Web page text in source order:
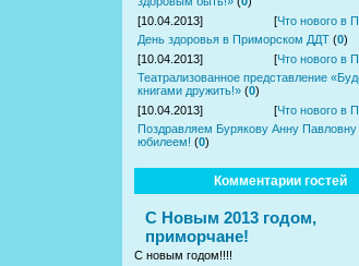
[10.04.2013]
[Что нового в
День здоровья в Приморском ДДТ (0)
[10.04.2013]
[Что нового в
Театрализованное представление
книгами дружить!» (0)
[10.04.2013]
[Что нового в
Поздравляем Бурякову Анну Павловну
юбилеем! (0)
Комментарии гостей
С Новым 2013 годом,
приморчане!
С новым годом!!!!